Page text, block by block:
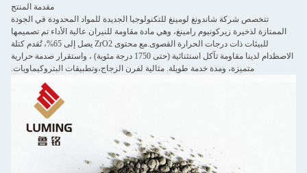
مقدمة المنتج
تتخصص شركة شاندونغ لومينغ للتكنولوجيا الجديدة للمواد المحدودة في الجودة
الممتازة لذخيرة زيركونيوم رامينغ، وهي مادة مقاومة للنيران عالية الأداء تم تصميمها
للبيئات ذات درجات الحرارة القصوى.مع محتوى ZrO2 يصل إلى 65%، تُقدم كتلة
الاصطدام لدينا مقاومة تآكل استثنائية (حتى 1750 درجة مئوية) ، واستقرار صدمة حرارية
متميزة، ومدة خدمة طويلة. مثالية لفرن الزجاج،وتطبيقات البتروكيماويات.